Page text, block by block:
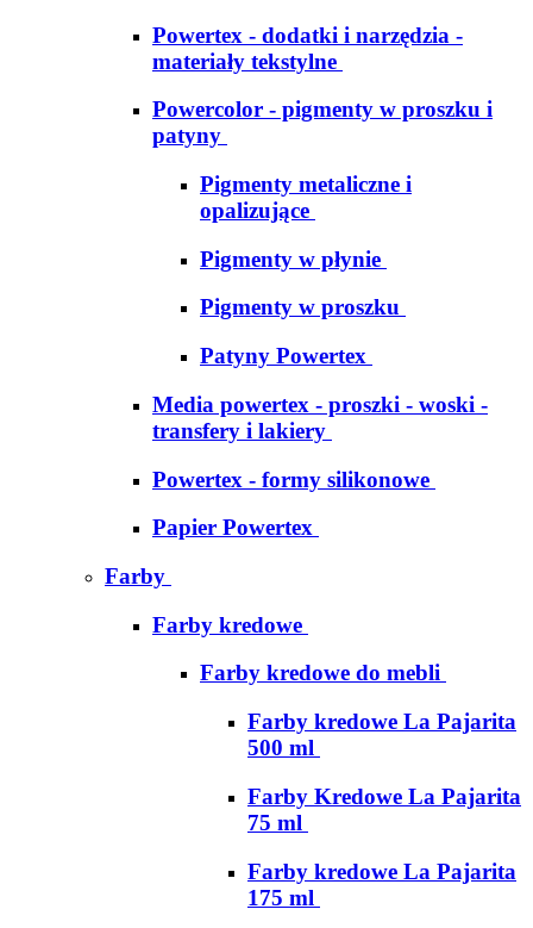
Powertex - dodatki i narzędzia -
materiały tekstylne
Powercolor - pigmenty w proszku i
patyny
Pigmenty metaliczne i
opalizujące
Pigmenty w płynie
Pigmenty w proszku
Patyny Powertex
Media powertex - proszki - woski -
transfery i lakiery
Powertex - formy silikonowe
Papier Powertex
Farby
Farby kredowe
Farby kredowe do mebli
Farby kredowe La Pajarita
500 ml
Farby Kredowe La Pajarita
75 ml
Farby kredowe La Pajarita
175 ml